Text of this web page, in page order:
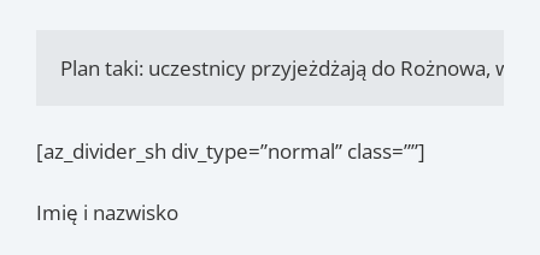
Plan taki: uczestnicy przyjeżdżają do Rożnowa,
[az_divider_sh div_type=”normal” class=””]
Imię i nazwisko